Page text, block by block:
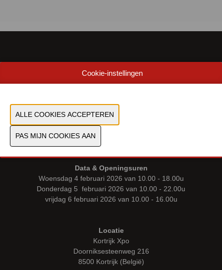
PROGRAMMA
CONTACT
PERS & MEDIA
INDUSTRIALFAIRS
Data & Openingsuren
Woensdag 4 februari 2026 van 10.00 - 18.00u
Donderdag 5 februari 2026 van 10.00 - 22.00u
vrijdag 6 februari 2026 van 10.00 - 16.00u
Locatie
Kortrijk Xpo
Doorniksesteenweg 216
8500 Kortrijk (België)
Cookie-instellingen